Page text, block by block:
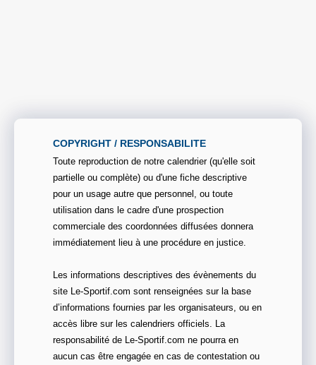
COPYRIGHT / RESPONSABILITE
Toute reproduction de notre calendrier (qu'elle soit
partielle ou complète) ou d'une fiche descriptive
pour un usage autre que personnel, ou toute
utilisation dans le cadre d'une prospection
commerciale des coordonnées diffusées donnera
immédiatement lieu à une procédure en justice.
Les informations descriptives des évènements du
site Le-Sportif.com sont renseignées sur la base
d’informations fournies par les organisateurs, ou en
accès libre sur les calendriers officiels. La
responsabilité de Le-Sportif.com ne pourra en
aucun cas être engagée en cas de contestation ou